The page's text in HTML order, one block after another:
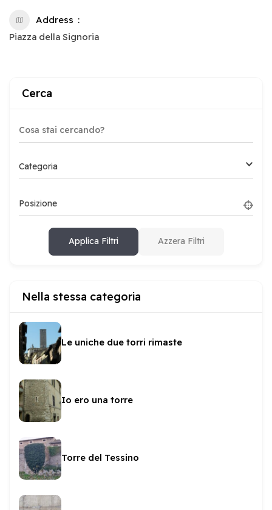
Address
Piazza della Signoria
Cerca
Categoria
Posizione
Applica Filtri Azzera Filtri
Nella stessa categoria
Le uniche due torri rimaste
Io ero una torre
Torre del Tessino